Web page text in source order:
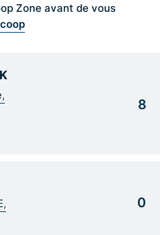
Zone avant de vous
8
0